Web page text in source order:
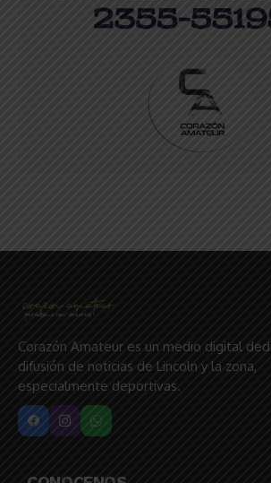
Corazón Amateur es un medio digital
difusión de noticias de Lincoln y la zona,
especialmente deportivas.